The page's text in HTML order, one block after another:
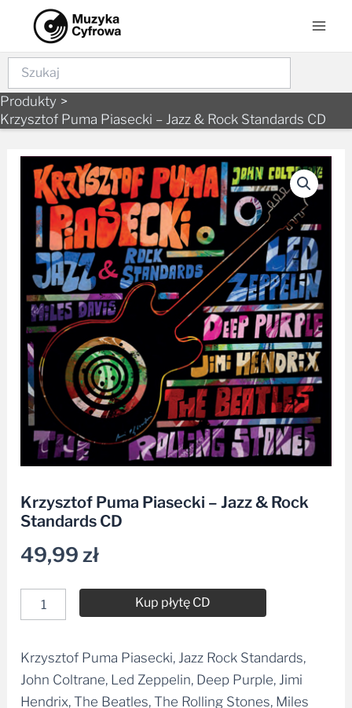
content
Szukaj
Produkty
Krzysztof Puma Piasecki – Jazz & Rock Standards CD
Standards CD
49,99zł
Krzysztof
Puma
Piasecki
Jazz
Rock
Standards
CD
John Coltrane, Led Zeppelin, Deep Purple, Jimi
Hendrix, The Beatles, The Rolling Stones, Miles
Davis, Weather Report